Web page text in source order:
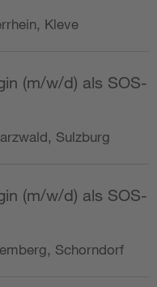
Kleve
(m/w/d) als SOS-
Sulzburg
(m/w/d) als SOS-
Schorndorf